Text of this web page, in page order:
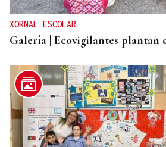
XORNAL ESCOLAR
Galería | Ecovigilantes plantan